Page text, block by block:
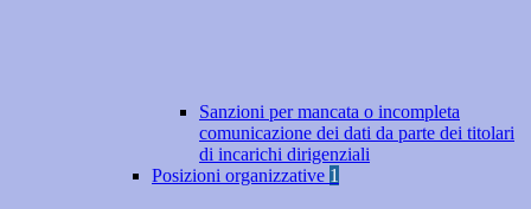
Sanzioni per mancata o incompleta
comunicazione dei dati da parte dei titolari
di incarichi dirigenziali
Posizioni organizzative 1